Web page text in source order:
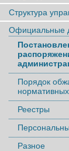
Структура
Официальные
Порядок
Реестры
Разное